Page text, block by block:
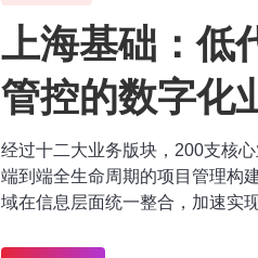
上海基础：低
管控的数字化
经过十二大业务版块，200支核
端到端全生命周期的项目管理构
域在信息层面统一整合，加速实